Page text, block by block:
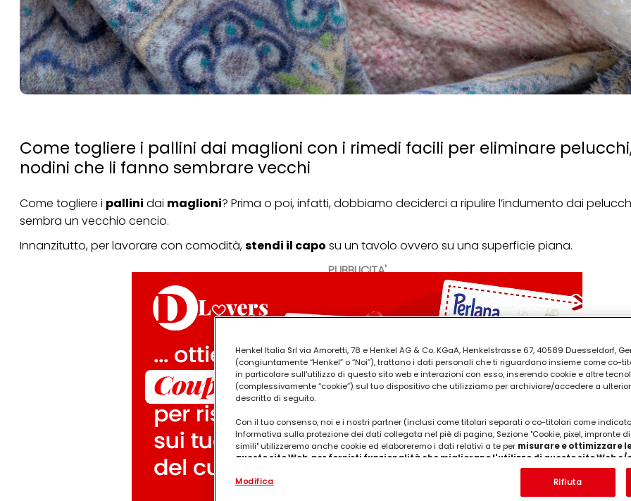
Come togliere i pallini dai maglioni con i rimedi facili per eliminare
nodini che li fanno sembrare vecchi
PUBBLICITA'
Come togliere i pallini dai maglioni? Prima o poi, infatti, dobbiamo deciderci a ripulire l’indumento dai
sembra un vecchio cencio.
Innanzitutto, per lavorare con comodità,stendi il capo su un tavolo ovvero su una superficie piana.
Henkel Italia Srl via Amoretti, 78 e Henkel AG & Co. KGaA, Henkelstrasse 67, 40589 Duesseldorf,
(congiuntamente “Henkel” o “Noi”), trattano i dati personali che ti riguardano insieme come co-
in particolare sull'utilizzo di questo sito web e interazioni con esso, inserendo cookie e altre
(complessivamente “cookie”) sul tuo dispositivo che utilizziamo per archiviare/accedere a
descritto di seguito.
Con il tuo consenso, noi e i nostri partner (inclusi come titolari separati o co-titolari come
Informativa sulla protezione dei dati collegata nel piè di pagina, Sezione "Cookie, pixel, impronte
simili" utilizzeremo anche cookie ed elaboreremo i dati relativi a te per misurare e ottimizzare
questo sito Web, per fornirti funzionalità che migliorano l'utilizzo di questo sito Web e/
. Analizzeremo il tuo utilizzo di questo sito Web e le tue interazioni commerciali
(rispettivamente dell'azienda per cui lavori) per) e su tale base tracciare i tuoi acquisti dei nostri
terzi, conservare le nostre informazioni sulle entità commerciali e creare profili individuali su di
Modifica Rifiuta